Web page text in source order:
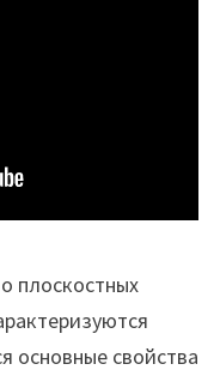
плоскостных
основные свойства